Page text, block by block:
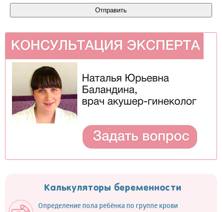
Калькуляторы беременности
Определение пола ребёнка по группе крови